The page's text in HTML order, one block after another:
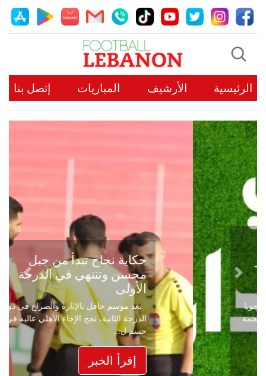
الرئيسية الأرشيف المباريات إتصل بنا
حكاية نجاح تبدأ من جبل
محسن وتنتهي في الدرجة
الأولى
بعد موسم حافل بالإثارة والصراع في دوري
الدرجة الثانية، نجح الإخاء الأهلي عاليه في
حسم ل...
إقرأ الخبر
Previous
Next